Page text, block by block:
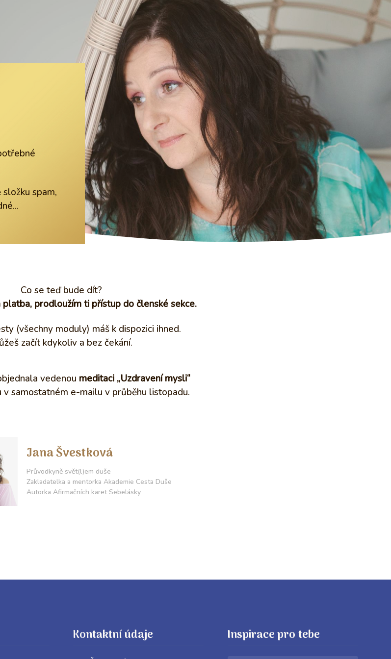
spam,
Co se teď bude dít?
platba, prodloužím ti přístup do členské sekce.
(všechny moduly) máš k dispozici ihned.
začít kdykoliv a bez čekání.
vedenou meditaci „Uzdravení mysli“
v samostatném e-mailu v průběhu listopadu.
Jana Švestková
Průvodkyně svět(l)em duše
Zakladatelka a mentorka Akademie Cesta Duše
Autorka Afirmačních karet Sebelásky
Kontaktní údaje Inspirace pro tebe